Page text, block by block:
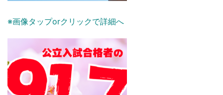
※画像タップorクリックで詳細へ